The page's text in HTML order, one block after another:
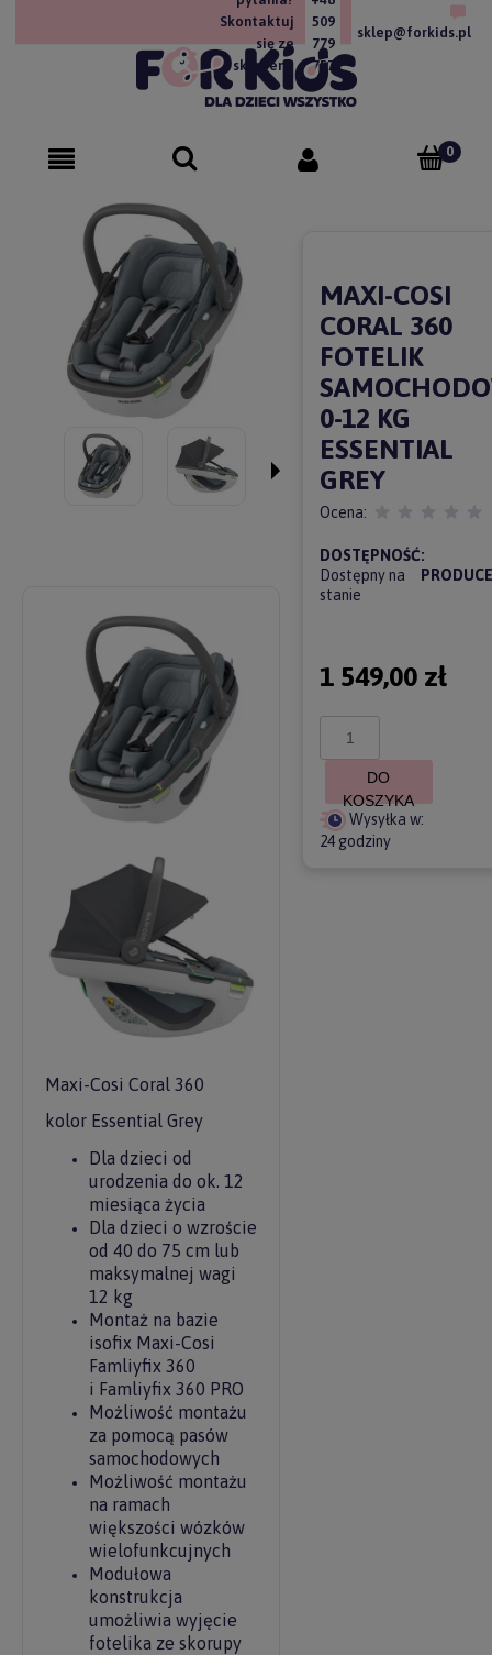
Skontaktuj
się ze
sklepem!
509
779
757
sklep@forkids.pl
Maxi-Cosi Coral 360
kolor Essential Grey
Dla dzieci od
urodzenia do ok. 12
miesiąca życia
Dla dzieci o wzroście
od 40 do 75 cm lub
maksymalnej wagi
12 kg
Montaż na bazie
isofix Maxi-Cosi
Famliyfix 360
i Famliyfix 360 PRO
Możliwość montażu
za pomocą pasów
samochodowych
Możliwość montażu
na ramach
większości wózków
wielofunkcujnych
Modułowa
konstrukcja
umożliwia wyjęcie
fotelika ze skorupy
MAXI-COSI
CORAL 360
FOTELIK
0-12 KG
ESSENTIAL
GREY
Ocena:
DOSTĘPNOŚĆ:
Dostępny na
stanie
1 549,00 zł
DO
KOSZYKA
Wysyłka w:
24 godziny